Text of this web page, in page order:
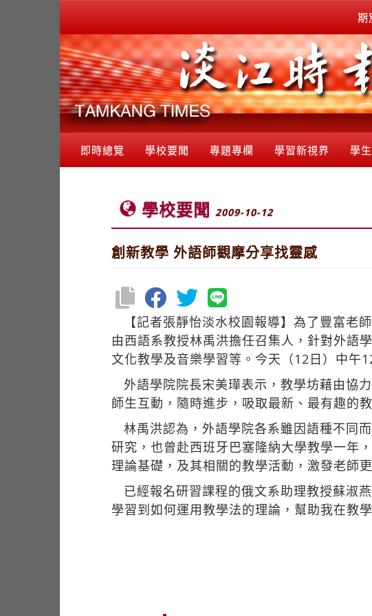
期
即時總覽 學校要聞 專題專欄 學習新視界 學
學校要聞 2009-10-12
創新教學 外語師觀摩分享找靈感
【記者張靜怡淡水校園報導】為了豐富老
由西語系教授林禹洪擔任召集人，針對外語
文化教學及音樂學習等。今天（12日）中午
外語學院院長宋美璍表示，教學坊藉由協
師生互動，隨時進步，吸取最新、最有趣的教
林禹洪認為，外語學院各系雖因語種不同
研究，也曾赴西班牙巴塞隆納大學教學一年
理論基礎，及其相關的教學活動，激發老師
已經報名研習課程的俄文系助理教授蘇淑
學習到如何運用教學法的理論，幫助我在教